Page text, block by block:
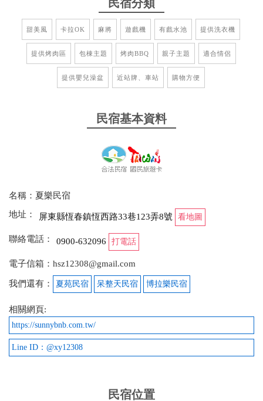
民宿分類
甜美風 卡拉OK 麻將 遊戲機 有戲水池 提供洗衣機
提供烤肉區 包棟主題 烤肉BBQ 親子主題 適合情侶
提供嬰兒澡盆 近站牌、車站 購物方便
民宿基本資料
名稱：夏樂民宿
地址：
屏東縣恆春鎮恆西路33巷123弄8號 看地圖
聯絡電話： 0900-632096 打電話
電子信箱：hsz12308@gmail.com
我們還有： 夏苑民宿 呆整天民宿 博拉樂民宿
相關網頁:
https://sunnybnb.com.tw/
Line ID：@xy12308
民宿位置